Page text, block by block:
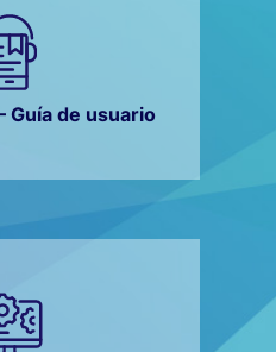
Guía de usuario